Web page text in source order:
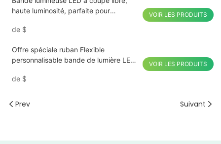
haute luminosité, parfaite pour
économe en énergie
de $
VOIR LES PRODUITS
Offre spéciale ruban Flexible
personnalisable bande de lumière LED
6000k bande de LED COB
de $
VOIR LES PRODUITS
Prev Suivant